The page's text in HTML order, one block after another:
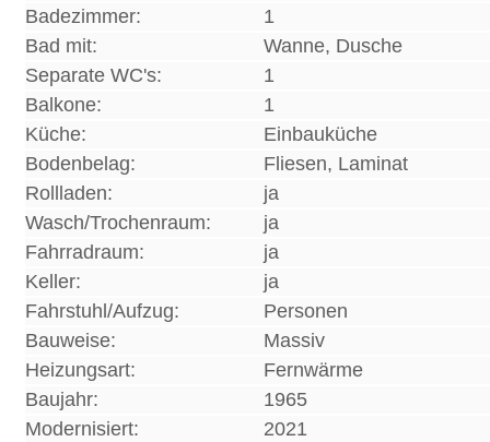
Badezimmer:
1
Bad mit:
Wanne, Dusche
Separate WC's:
1
Balkone:
1
Küche:
Einbauküche
Bodenbelag:
Fliesen, Laminat
Rollladen:
ja
Wasch/Trochenraum:
ja
Fahrradraum:
ja
Keller:
ja
Fahrstuhl/Aufzug:
Personen
Bauweise:
Massiv
Heizungsart:
Fernwärme
Baujahr:
1965
Modernisiert:
2021